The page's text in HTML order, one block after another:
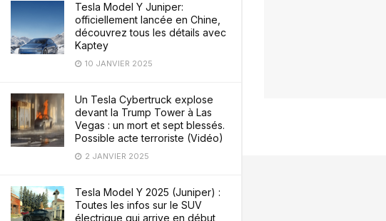
Tesla Model Y Juniper:
officiellement lancée en Chine,
découvrez tous les détails avec
Kaptey
10 JANVIER 2025
Un Tesla Cybertruck explose
devant la Trump Tower à Las
Vegas : un mort et sept blessés.
Possible acte terroriste (Vidéo)
2 JANVIER 2025
Tesla Model Y 2025 (Juniper) :
Toutes les infos sur le SUV
électrique qui arrive en début